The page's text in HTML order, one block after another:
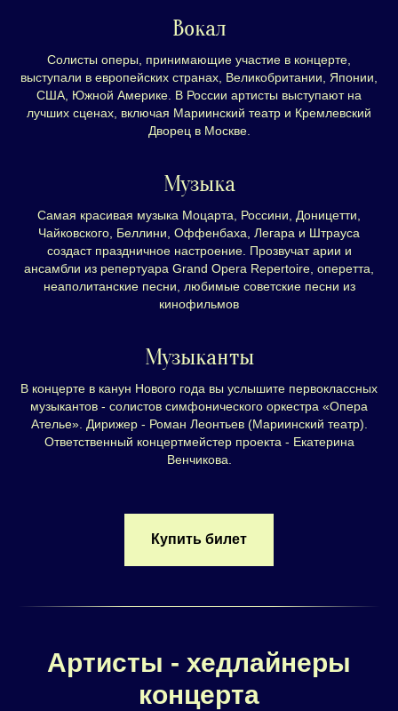
Вокал
Солисты оперы, принимающие участие в концерте,
выступали в европейских странах, Великобритании, Японии,
США, Южной Америке. В России артисты выступают на
лучших сценах, включая Мариинский театр и Кремлевский
Дворец в Москве.
Музыка
Самая красивая музыка Моцарта, Россини, Доницетти,
Чайковского, Беллини, Оффенбаха, Легара и Штрауса
создаст праздничное настроение. Прозвучат арии и
ансамбли из репертуара Grand Opera Repertoire, оперетта,
неаполитанские песни, любимые советские песни из
кинофильмов
Музыканты
В концерте в канун Нового года вы услышите первоклассных
музыкантов - солистов симфонического оркестра «Опера
Ателье». Дирижер - Роман Леонтьев (Мариинский театр).
Ответственный концертмейстер проекта - Екатерина
Венчикова.
Купить билет
Артисты - хедлайнеры
концерта